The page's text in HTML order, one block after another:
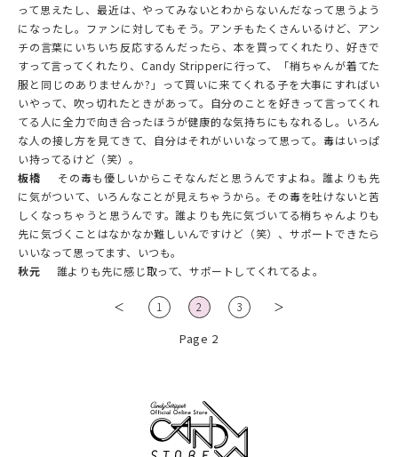
って思えたし、最近は、やってみないとわからないんだなって思うよう
になったし。ファンに対してもそう。アンチもたくさんいるけど、アン
チの言葉にいちいち反応するんだったら、本を買ってくれたり、好きで
すって言ってくれたり、Candy Stripperに行って、「梢ちゃんが着てた
服と同じのありませんか?」って買いに来てくれる子を大事にすればい
いやって、吹っ切れたときがあって。自分のことを好きって言ってくれ
てる人に全力で向き合ったほうが健康的な気持ちにもなれるし。いろん
な人の接し方を見てきて、自分はそれがいいなって思って。毒はいっぱ
い持ってるけど（笑）。
板橋
その毒も優しいからこそなんだと思うんですよね。誰よりも先
に気がついて、いろんなことが見えちゃうから。その毒を吐けないと苦
しくなっちゃうと思うんです。誰よりも先に気づいてる梢ちゃんよりも
先に気づくことはなかなか難しいんですけど（笑）、サポートできたら
いいなって思ってます、いつも。
秋元
誰よりも先に感じ取って、サポートしてくれてるよ。
＜ 1 2 3 ＞
Page 2